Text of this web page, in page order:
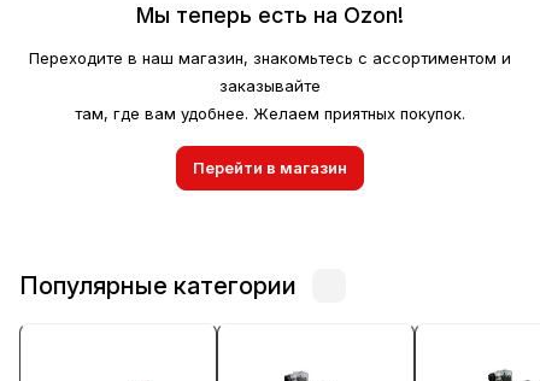
Мы теперь есть на Ozon!
Переходите в наш магазин, знакомьтесь с ассортиментом и
заказывайте
там, где вам удобнее. Желаем приятных покупок.
Перейти в магазин
Популярные категории